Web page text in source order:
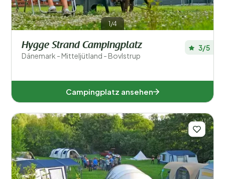
1/4
Hygge Strand Campingplatz
Dänemark - Mitteljütland - Bovlstrup
3/5
Campingplatz ansehen